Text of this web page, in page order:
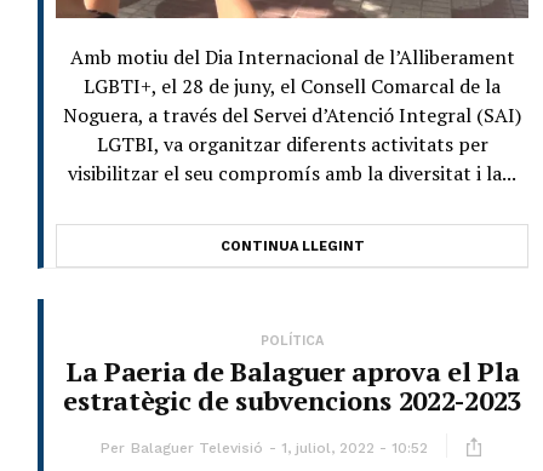
Amb motiu del Dia Internacional de l’Alliberament
LGBTI+, el 28 de juny, el Consell Comarcal de la
Noguera, a través del Servei d’Atenció Integral (SAI)
LGTBI, va organitzar diferents activitats per
visibilitzar el seu compromís amb la diversitat i la...
CONTINUA LLEGINT
POLÍTICA
La Paeria de Balaguer aprova el Pla
estratègic de subvencions 2022-2023
Per Balaguer Televisió 1, juliol, 2022 - 10:52